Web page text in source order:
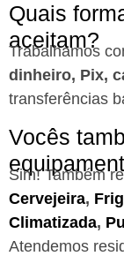
Quais
aceitam?
Trabalhamos
dinheiro, Pix,
transferências
Vocês
Sim! Também
Cervejeira,
Climatizada,
Atendemos